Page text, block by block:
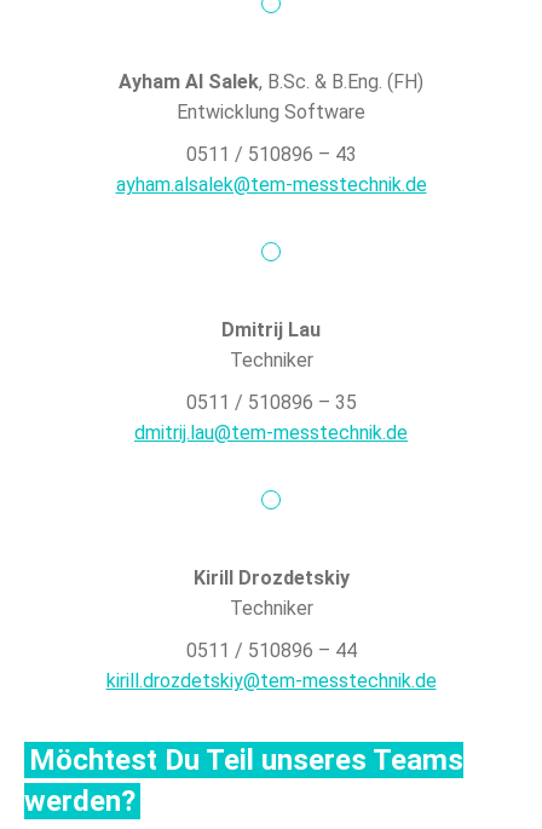
Ayham Al Salek, B.Sc. & B.Eng. (FH)
Entwicklung Software
0511 / 510896 – 43
ayham.alsalek@tem-messtechnik.de
Dmitrij Lau
Techniker
0511 / 510896 – 35
dmitrij.lau@tem-messtechnik.de
Kirill Drozdetskiy
Techniker
0511 / 510896 – 44
kirill.drozdetskiy@tem-messtechnik.de
Möchtest Du Teil unseres Teams
werden?